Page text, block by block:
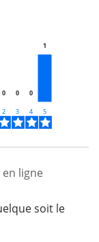
0 0 0
1
ligne
soit le